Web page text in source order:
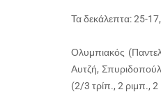
Τα δεκάλεπτα: 25-
Ολυμπιακός
Αυτζή,
(2/3 τρίπ., 2 ριμπ.,